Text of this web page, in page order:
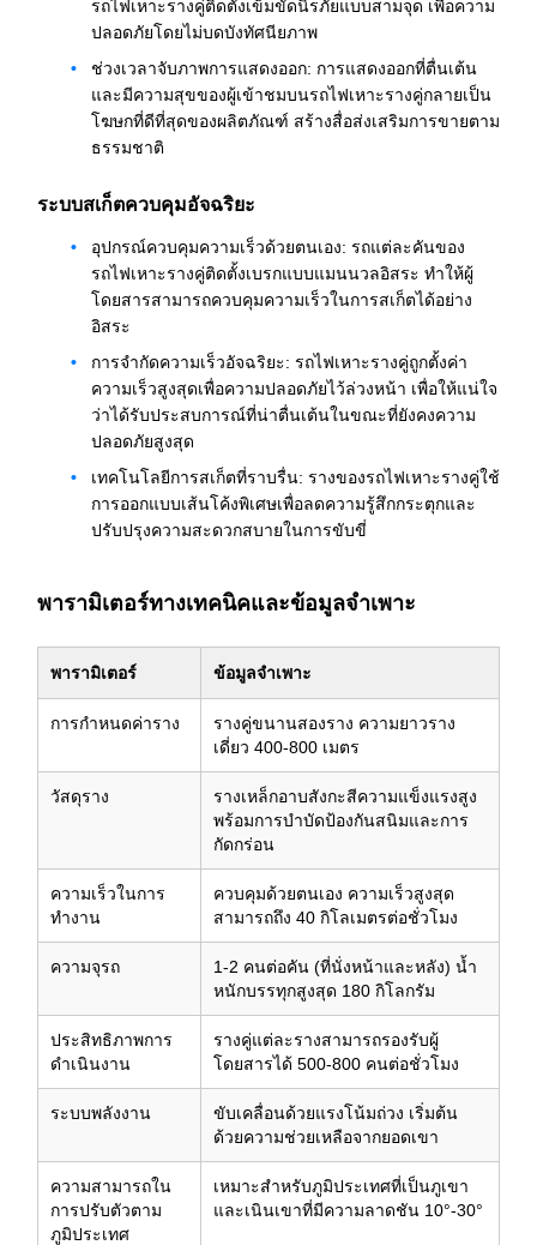
รถไฟเหาะรางคู่ติดตั้งเข็มขัดนิรภัยแบบสามจุด เพื่อความ
ปลอดภัยโดยไม่บดบังทัศนียภาพ
ช่วงเวลาจับภาพการแสดงออก: การแสดงออกที่ตื่นเต้น
และมีความสุขของผู้เข้าชมบนรถไฟเหาะรางคู่กลายเป็น
โฆษกที่ดีที่สุดของผลิตภัณฑ์ สร้างสื่อส่งเสริมการขายตาม
ธรรมชาติ
ระบบสเก็ตควบคุมอัจฉริยะ
อุปกรณ์ควบคุมความเร็วด้วยตนเอง: รถแต่ละคันของ
รถไฟเหาะรางคู่ติดตั้งเบรกแบบแมนนวลอิสระ ทำให้ผู้
โดยสารสามารถควบคุมความเร็วในการสเก็ตได้อย่าง
อิสระ
การจำกัดความเร็วอัจฉริยะ: รถไฟเหาะรางคู่ถูกตั้งค่า
ความเร็วสูงสุดเพื่อความปลอดภัยไว้ล่วงหน้า เพื่อให้แน่ใจ
ว่าได้รับประสบการณ์ที่น่าตื่นเต้นในขณะที่ยังคงความ
ปลอดภัยสูงสุด
เทคโนโลยีการสเก็ตที่ราบรื่น: รางของรถไฟเหาะรางคู่ใช้
การออกแบบเส้นโค้งพิเศษเพื่อลดความรู้สึกกระตุกและ
ปรับปรุงความสะดวกสบายในการขับขี่
พารามิเตอร์ทางเทคนิคและข้อมูลจำเพาะ
พารามิเตอร์ ข้อมูลจำเพาะ
การกำหนดค่าราง
รางคู่ขนานสองราง ความยาวราง
เดี่ยว 400-800 เมตร
วัสดุราง
รางเหล็กอาบสังกะสีความแข็งแรงสูง
พร้อมการบำบัดป้องกันสนิมและการ
กัดกร่อน
ความเร็วในการ
ทำงาน
ควบคุมด้วยตนเอง ความเร็วสูงสุด
สามารถถึง 40 กิโลเมตรต่อชั่วโมง
ความจุรถ
1-2 คนต่อคัน (ที่นั่งหน้าและหลัง) น้ำ
หนักบรรทุกสูงสุด 180 กิโลกรัม
ประสิทธิภาพการ
ดำเนินงาน
รางคู่แต่ละรางสามารถรองรับผู้
โดยสารได้ 500-800 คนต่อชั่วโมง
ระบบพลังงาน
ขับเคลื่อนด้วยแรงโน้มถ่วง เริ่มต้น
ด้วยความช่วยเหลือจากยอดเขา
ความสามารถใน
การปรับตัวตาม
ภูมิประเทศ
เหมาะสำหรับภูมิประเทศที่เป็นภูเขา
และเนินเขาที่มีความลาดชัน 10°-30°